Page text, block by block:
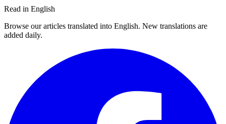
Read in English
Browse our articles translated into English. New translations are
added daily.